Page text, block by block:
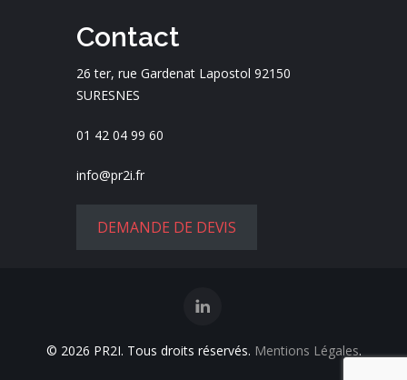
Contact
26 ter, rue Gardenat Lapostol 92150
SURESNES
01 42 04 99 60
info@pr2i.fr
DEMANDE DE DEVIS
© 2026 PR2I. Tous droits réservés. Mentions Légales.